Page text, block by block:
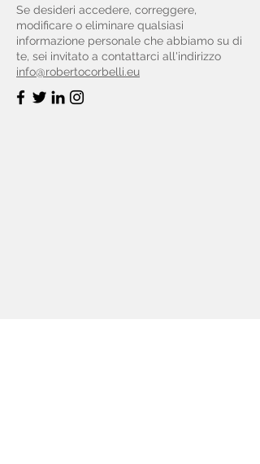
Se desideri accedere, correggere,
modificare o eliminare qualsiasi
informazione personale che abbiamo su di
te, sei invitato a contattarci all'indirizzo
info@robertocorbelli.eu